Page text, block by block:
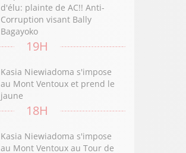
d'élu: plainte de AC!! Anti-
Corruption visant Bally
Bagayoko
19H
Kasia Niewiadoma s'impose
au Mont Ventoux et prend le
jaune
18H
Kasia Niewiadoma s'impose
au Mont Ventoux au Tour de